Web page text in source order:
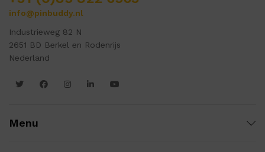
info@pinbuddy.nl
Industrieweg 82 N
2651 BD Berkel en Rodenrijs
Nederland
Menu